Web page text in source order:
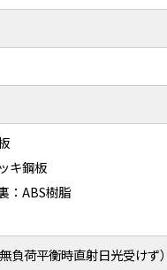
キ鋼板
：ABS樹脂
平衡時直射日光受けず）